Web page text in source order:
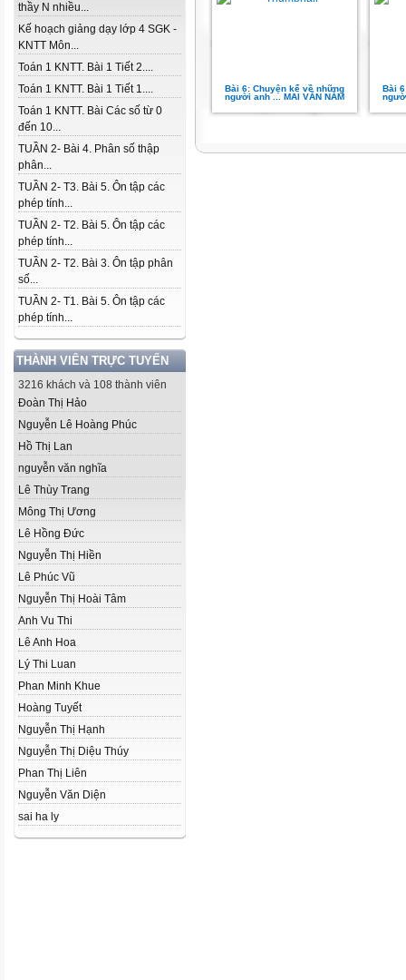
thầy N nhiều...
Kế hoạch giảng dạy lớp 4 SGK -
KNTT Môn...
Toán 1 KNTT. Bài 1 Tiết 2....
Toán 1 KNTT. Bài 1 Tiết 1....
Toán 1 KNTT. Bài Các số từ 0
đến 10...
TUẦN 2- Bài 4. Phân số thập
phân...
TUẦN 2- T3. Bài 5. Ôn tập các
phép tính...
TUẦN 2- T2. Bài 5. Ôn tập các
phép tính...
TUẦN 2- T2. Bài 3. Ôn tập phân
số...
TUẦN 2- T1. Bài 5. Ôn tập các
phép tính...
THÀNH VIÊN TRỰC TUYẾN
3216 khách và 108 thành viên
Đoàn Thị Hảo
Nguyễn Lê Hoàng Phúc
Hồ Thị Lan
nguyễn văn nghĩa
Lê Thùy Trang
Mông Thị Ương
Lê Hồng Đức
Nguyễn Thị Hiền
Lê Phúc Vũ
Nguyễn Thị Hoài Tâm
Anh Vu Thi
Lê Anh Hoa
Lý Thi Luan
Phan Minh Khue
Hoàng Tuyết
Nguyễn Thị Hạnh
Nguyễn Thị Diệu Thúy
Phan Thị Liên
Nguyễn Văn Diện
sai ha ly
Bài 6: Chuyện kể về những
người anh ... MAI VĂN NĂM
Bài